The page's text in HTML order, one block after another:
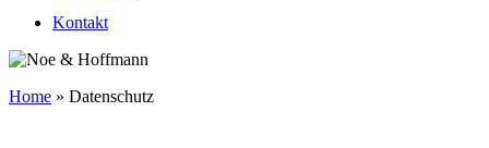
Kontakt
Home » Datenschutz